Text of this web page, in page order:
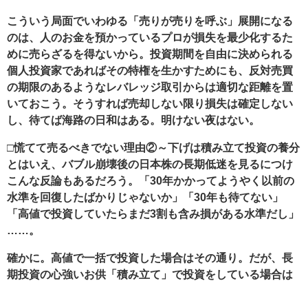
こういう局面でいわゆる「売りが売りを呼ぶ」展開になる
のは、人のお金を預かっているプロが損失を最少化するた
めに売らざるを得ないから。投資期間を自由に決められる
個人投資家であればその特権を生かすためにも、反対売買
の期限のあるようなレバレッジ取引からは適切な距離を置
いておこう。そうすれば売却しない限り損失は確定しない
し、待てば海路の日和はある。明けない夜はない。
□慌てて売るべきでない理由②～下げは積み立て投資の養分
とはいえ、バブル崩壊後の日本株の長期低迷を見るにつけ
こんな反論もあるだろう。「30年かかってようやく以前の
水準を回復したばかりじゃないか」「30年も待てない」
「高値で投資していたらまだ3割も含み損がある水準だし」
……。
確かに。高値で一括で投資した場合はその通り。だが、長
期投資の心強いお供「積み立て」で投資をしている場合は